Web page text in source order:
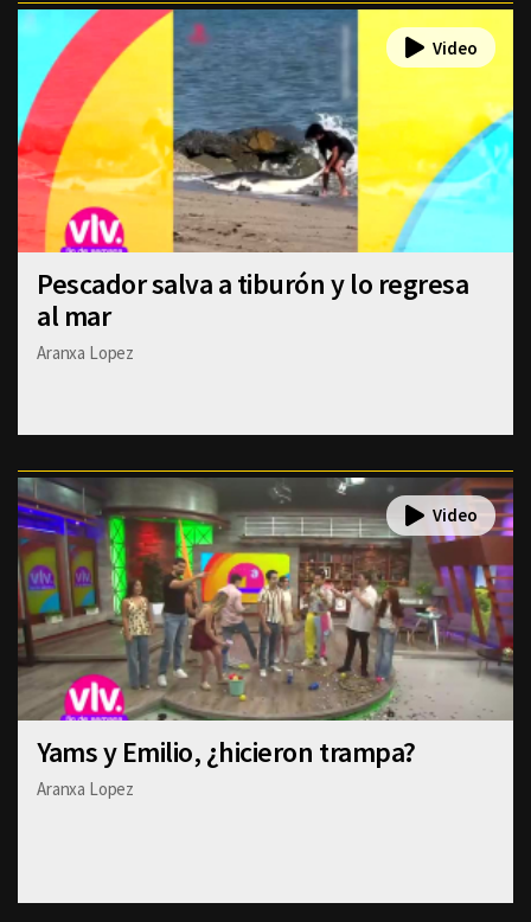
Pescador salva a tiburón y lo regresa
al mar
Aranxa Lopez
Yams y Emilio, ¿hicieron trampa?
Aranxa Lopez